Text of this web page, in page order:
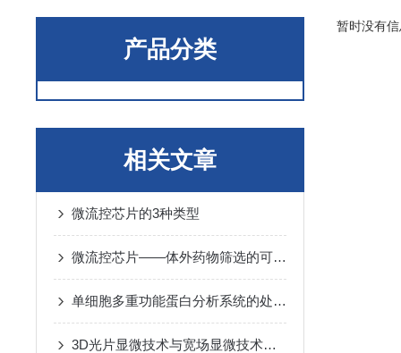
产品分类
相关文章
微流控芯片的3种类型
微流控芯片——体外药物筛选的可靠平台
单细胞多重功能蛋白分析系统的处理流程
3D光片显微技术与宽场显微技术的不同之处在哪里
暂时没有